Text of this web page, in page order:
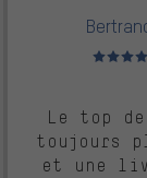
Note
Le top
toujours
et une